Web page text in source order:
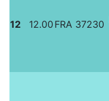
12 12.00 FRA 37230